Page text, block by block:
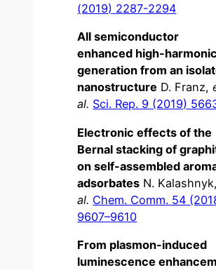
(2019) 2287-2294
All semiconductor
enhanced high-harmonic
generation from an
nanostructure D. Franz,
al. Sci. Rep. 9 (2019)
Electronic effects of the
Bernal stacking of
on self-assembled
adsorbates N.
al. Chem. Comm. 54
9607–9610
From plasmon-induced
luminescence